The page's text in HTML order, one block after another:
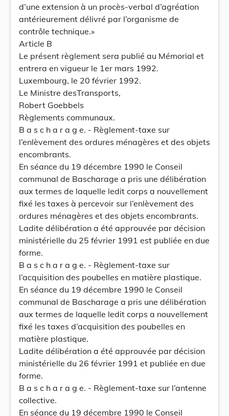
d’une extension à un procès-verbal d’agréation
antérieurement délivré par l’organisme de
contrôle technique.»
Article B
Le présent règlement sera publié au Mémorial et
entrera en vigueur le 1er mars 1992.
Luxembourg, le 20 février 1992.
Le Ministre desTransports,
Robert Goebbels
Règlements communaux.
B a s c h a r a g e. - Règlement-taxe sur
l’enlèvement des ordures ménagères et des objets
encombrants.
En séance du 19 décembre 1990 le Conseil
communal de Bascharage a pris une délibération
aux termes de laquelle ledit corps a nouvellement
fixé les taxes à percevoir sur l’enlèvement des
ordures ménagères et des objets encombrants.
Ladite délibération a été approuvée par décision
ministérielle du 25 février 1991 est publiée en due
forme.
B a s c h a r a g e. - Règlement-taxe sur
l’acquisition des poubelles en matière plastique.
En séance du 19 décembre 1990 le Conseil
communal de Bascharage a pris une délibération
aux termes de laquelle ledit corps a nouvellement
fixé les taxes d’acquisition des poubelles en
matière plastique.
Ladite délibération a été approuvée par décision
ministérielle du 26 février 1991 et publiée en due
forme.
B a s c h a r a g e. - Règlement-taxe sur l’antenne
collective.
En séance du 19 décembre 1990 le Conseil